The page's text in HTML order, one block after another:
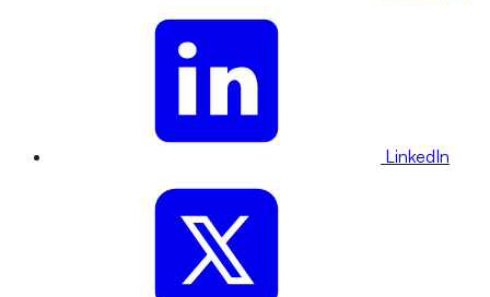
LinkedIn